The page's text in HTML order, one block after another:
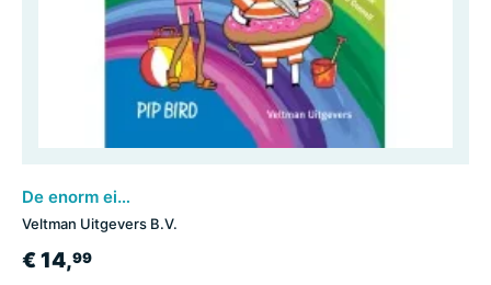
De enorm eigenwijze eenhoorn op het strand
Veltman Uitgevers B.V.
€ 14,99